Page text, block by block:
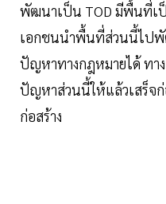
พัฒนาเป็น TOD มีพื้นที่เ
เอกชนนำพื้นที่ส่วนนี้ไป
ปัญหาทางกฎหมายได้ ทา
ปัญหาส่วนนี้ให้แล้วเสร็จก่
ก่อสร้าง